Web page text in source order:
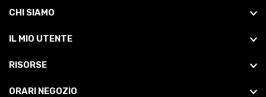
CHI SIAMO
IL MIO UTENTE
RISORSE
ORARI NEGOZIO